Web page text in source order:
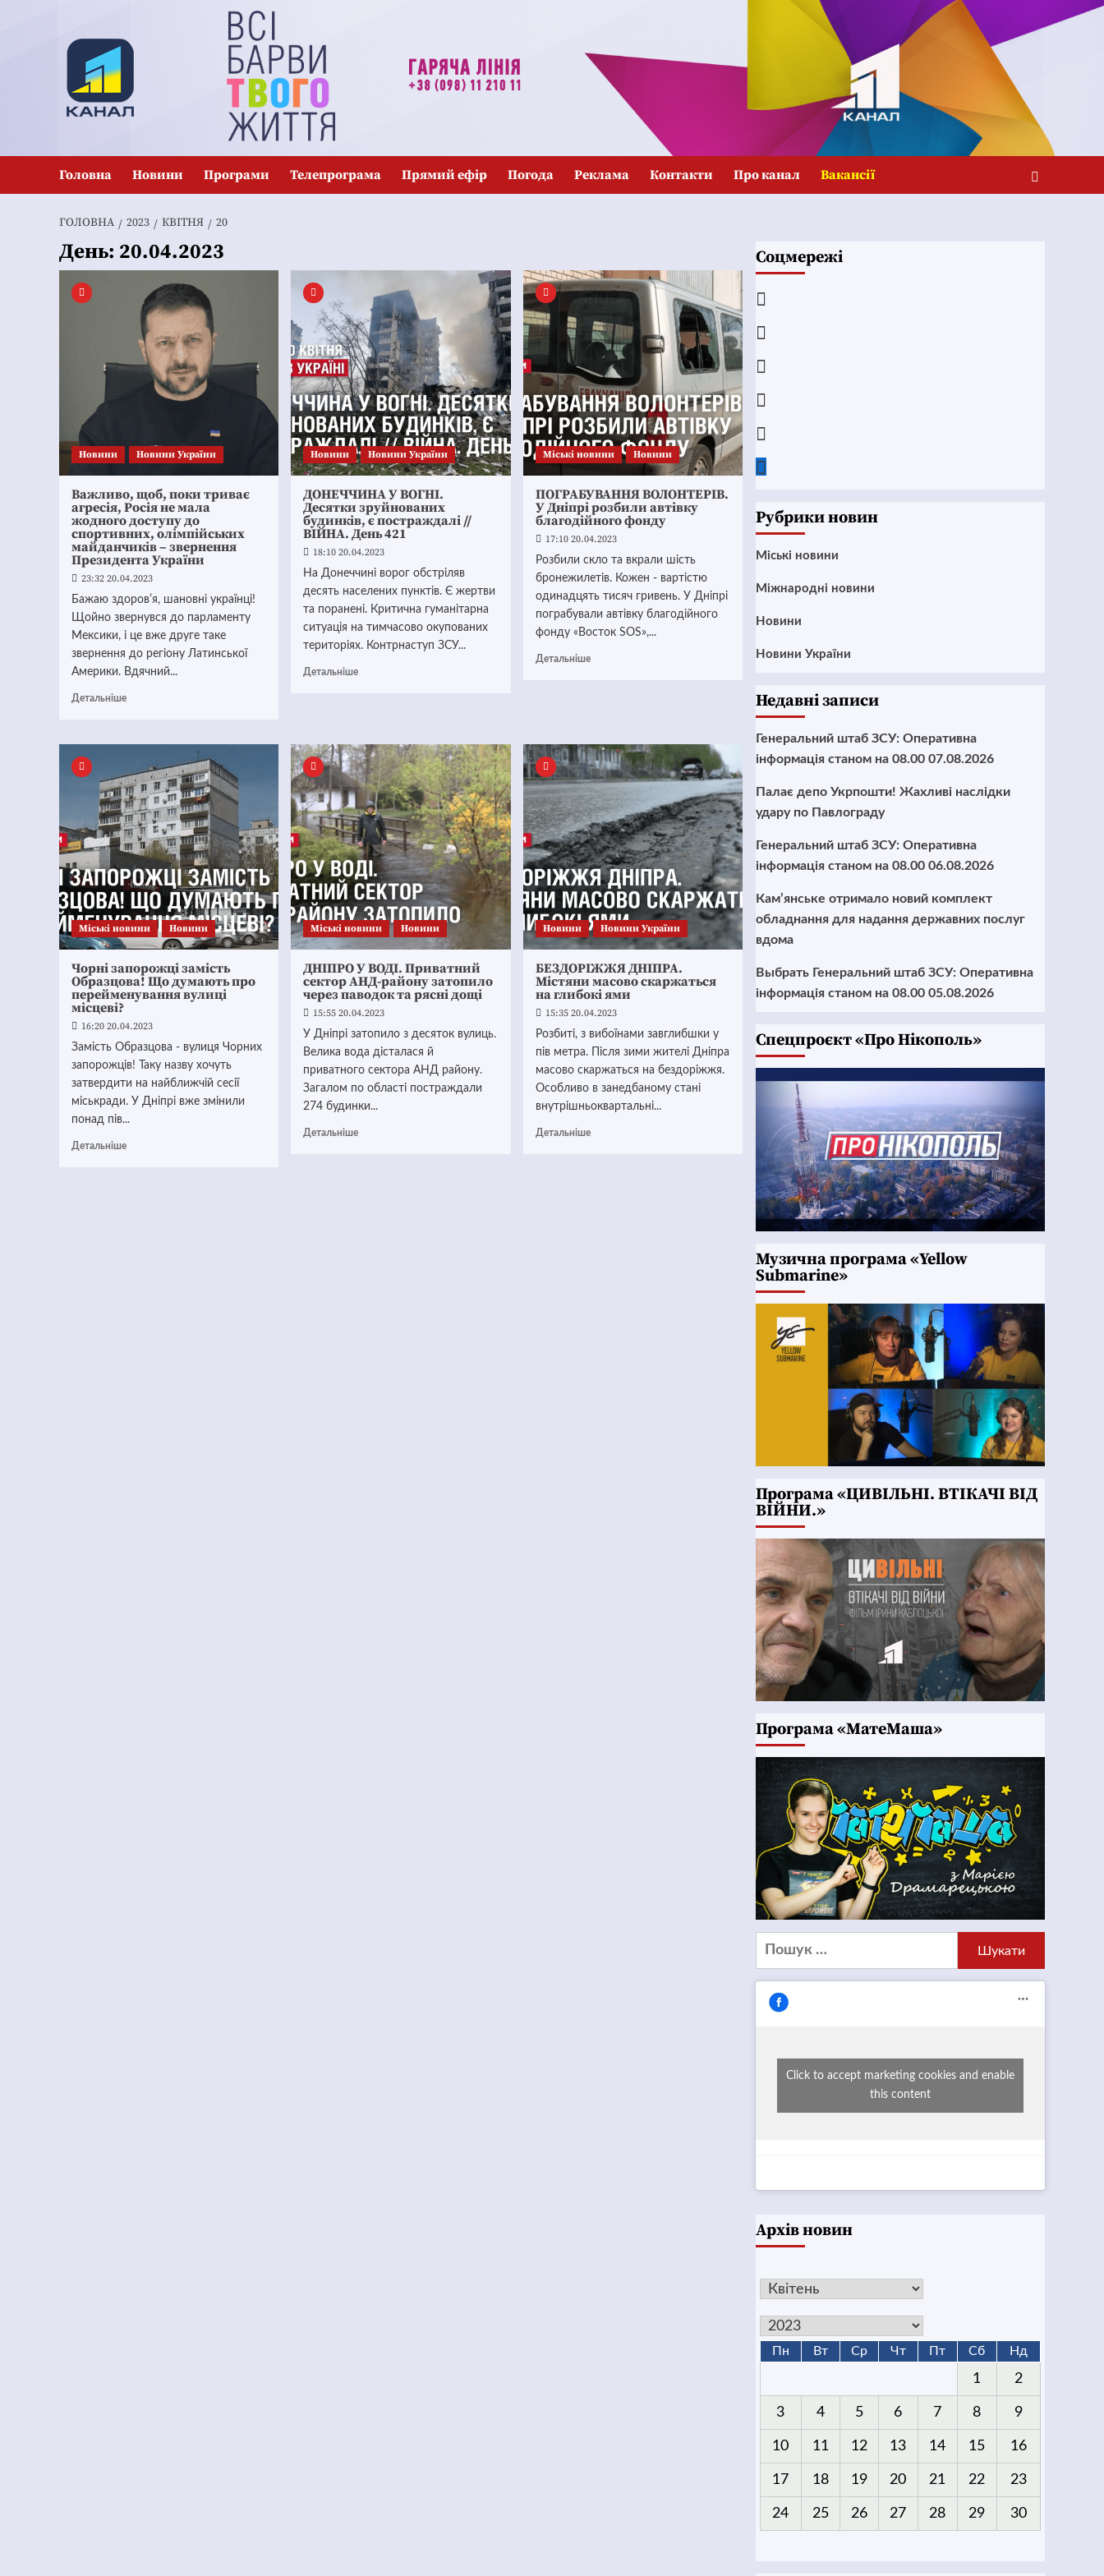
Головна Новини Програми Телепрограма Прямий ефір Погода Реклама Контакти Про канал Вакансії
ГОЛОВНА 2023 КВІТНЯ 20
День: 20.04.2023
Новини Новини України
Важливо, щоб, поки триває
агресія, Росія не мала
жодного доступу до
спортивних, олімпійських
майданчиків – звернення
Президента України
23:32 20.04.2023
Бажаю здоровʼя, шановні українці!
Щойно звернувся до парламенту
Мексики, і це вже друге таке
звернення до регіону Латинської
Америки. Вдячний...
Детальніше
Новини Новини України
ДОНЕЧЧИНА У ВОГНІ.
Десятки зруйнованих
будинків, є постраждалі //
ВІЙНА. День 421
18:10 20.04.2023
На Донеччині ворог обстріляв
десять населених пунктів. Є жертви
та поранені. Критична гуманітарна
ситуація на тимчасово окупованих
територіях. Контрнаступ ЗСУ...
Детальніше
Mіські новини Новини
ПОГРАБУВАННЯ ВОЛОНТЕРІВ.
У Дніпрі розбили автівку
благодійного фонду
17:10 20.04.2023
Розбили скло та вкрали шість
бронежилетів. Кожен - вартістю
одинадцять тисяч гривень. У Дніпрі
пограбували автівку благодійного
фонду «Восток SOS»,...
Детальніше
Mіські новини Новини
Чорні запорожці замість
Образцова! Що думають про
перейменування вулиці
місцеві?
16:20 20.04.2023
Замість Образцова - вулиця Чорних
запорожців! Таку назву хочуть
затвердити на найближчій сесії
міськради. У Дніпрі вже змінили
понад пів...
Детальніше
Mіські новини Новини
ДНІПРО У ВОДІ. Приватний
сектор АНД-району затопило
через паводок та рясні дощі
15:55 20.04.2023
У Дніпрі затопило з десяток вулиць.
Велика вода дісталася й
приватного сектора АНД району.
Загалом по області постраждали
274 будинки...
Детальніше
Новини Новини України
БЕЗДОРІЖЖЯ ДНІПРА.
Містяни масово скаржаться
на глибокі ями
15:35 20.04.2023
Розбиті, з вибоїнами завглибшки у
пів метра. Після зими жителі Дніпра
масово скаржаться на бездоріжжя.
Особливо в занедбаному стані
внутрішньоквартальні...
Детальніше
Соцмережі
Рубрики новин
Mіські новини
Міжнародні новини
Новини
Новини України
Недавні записи
Генеральний штаб ЗСУ: Оперативна
інформація станом на 08.00 07.08.2026
Палає депо Укрпошти! Жахливі наслідки
удару по Павлограду
Генеральний штаб ЗСУ: Оперативна
інформація станом на 08.00 06.08.2026
Кам’янське отримало новий комплект
обладнання для надання державних послуг
вдома
Выбрать Генеральний штаб ЗСУ: Оперативна
інформація станом на 08.00 05.08.2026
Cпецпроєкт «Про Нікополь»
Музична програма «Yellow
Submarine»
Програма «ЦИВІЛЬНІ. ВТІКАЧІ ВІД
ВІЙНИ.»
Програма «МатеМаша»
Пошук:
Click to accept marketing cookies and enable
this content
Архів новин
Пн Вт Ср Чт Пт Сб Нд
1 2
3 4 5 6 7 8 9
10 11 12 13 14 15 16
17 18 19 20 21 22 23
24 25 26 27 28 29 30